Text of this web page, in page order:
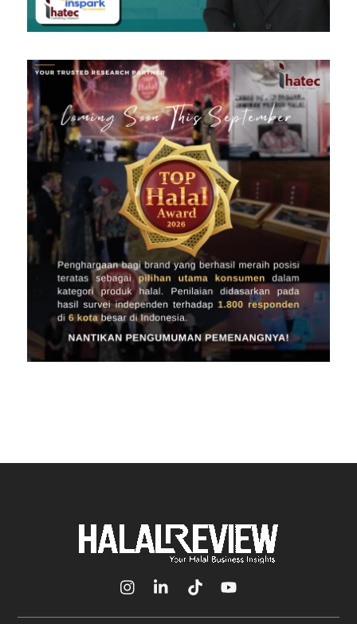
Icon
Icon
Icon
Icon